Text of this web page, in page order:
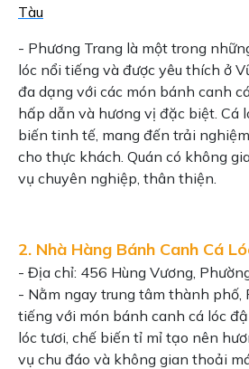
Tàu
- Phương Trang là một trong
lóc nổi tiếng và được yêu thích ở
đa dạng với các món bánh canh
hấp dẫn và hương vị đặc biệt. Cá
biến tinh tế, mang đến trải
cho thực khách. Quán có không
vụ chuyên nghiệp, thân thiện.
2. Nhà Hàng Bánh Canh Cá
- Địa chỉ: 456 Hùng Vương,
- Nằm ngay trung tâm thành phố,
tiếng với món bánh canh cá lóc
lóc tươi, chế biến tỉ mỉ tạo nên
vụ chu đáo và không gian thoải